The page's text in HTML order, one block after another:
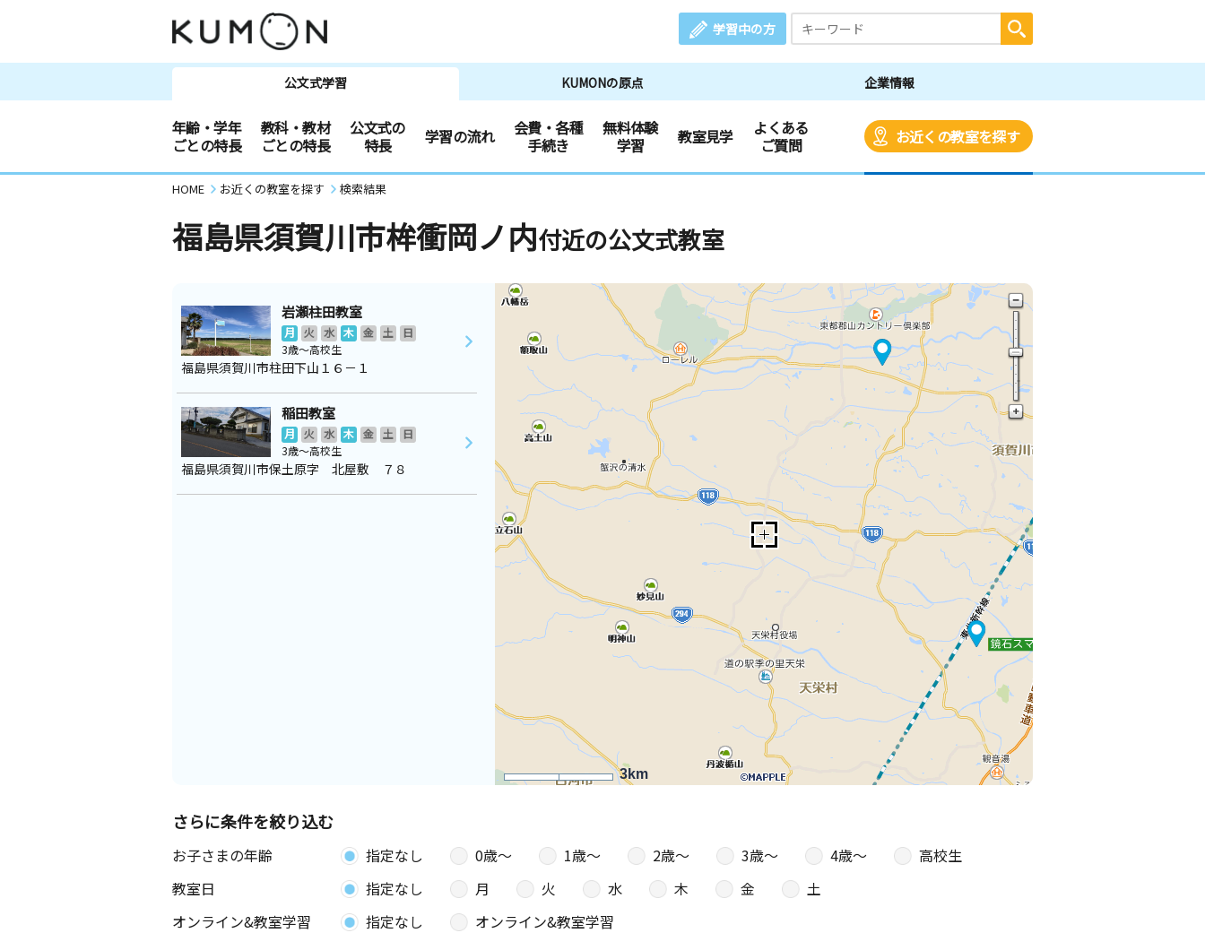
学習中の方
公文式学習 KUMONの原点 企業情報
年齢・学年
ごとの特長
教科・教材
ごとの特長
公文式の
特長
学習の流れ
会費・各種
手続き
無料体験
学習
教室見学
よくある
ご質問
お近くの教室を探す
HOME お近くの教室を探す 検索結果
福島県須賀川市桙衝岡ノ内付近の公文式教室
3km
岩瀬柱田教室
月 火 水 木 金 土
日
3歳～高校生
福島県須賀川市柱田下山１６－１
稲田教室
月 火 水 木 金 土
日
3歳～高校生
福島県須賀川市保土原字 北屋敷 ７８
さらに条件を絞り込む
お子さまの年齢 指定なし 0歳〜 1歳〜 2歳〜 3歳〜 4歳〜
高校生
教室日
指定なし 月 火 水 木 金
土
オンライン&教室学習
指定なし オンライン&教室学習